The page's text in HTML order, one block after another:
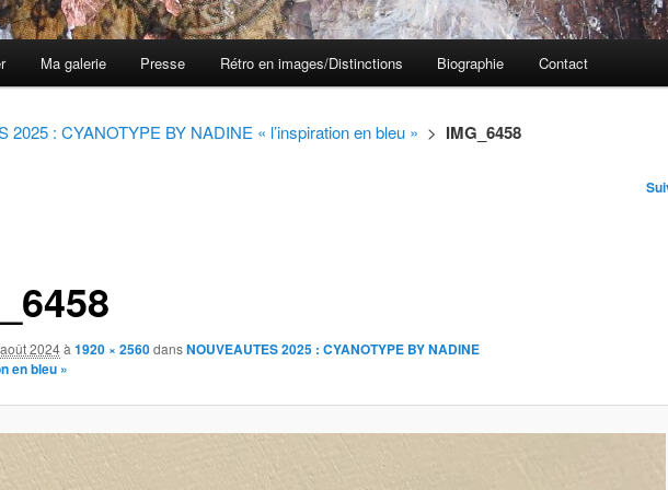
Ma galerie Presse Rétro en images/Distinctions Biographie Contact
2025 : CYANOTYPE BY NADINE « l’inspiration en bleu » > IMG_6458
2024à 1920 × 2560dansNOUVEAUTES 2025 : CYANOTYPE BY NADINE
en bleu »